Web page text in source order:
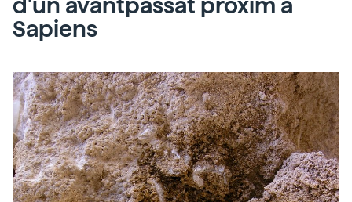
d'un avantpassat pròxim a
Sapiens